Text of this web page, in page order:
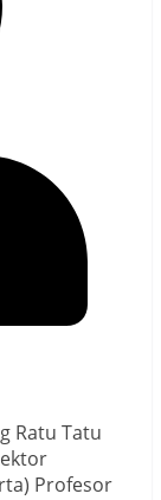
Ratu Tatu
Profesor